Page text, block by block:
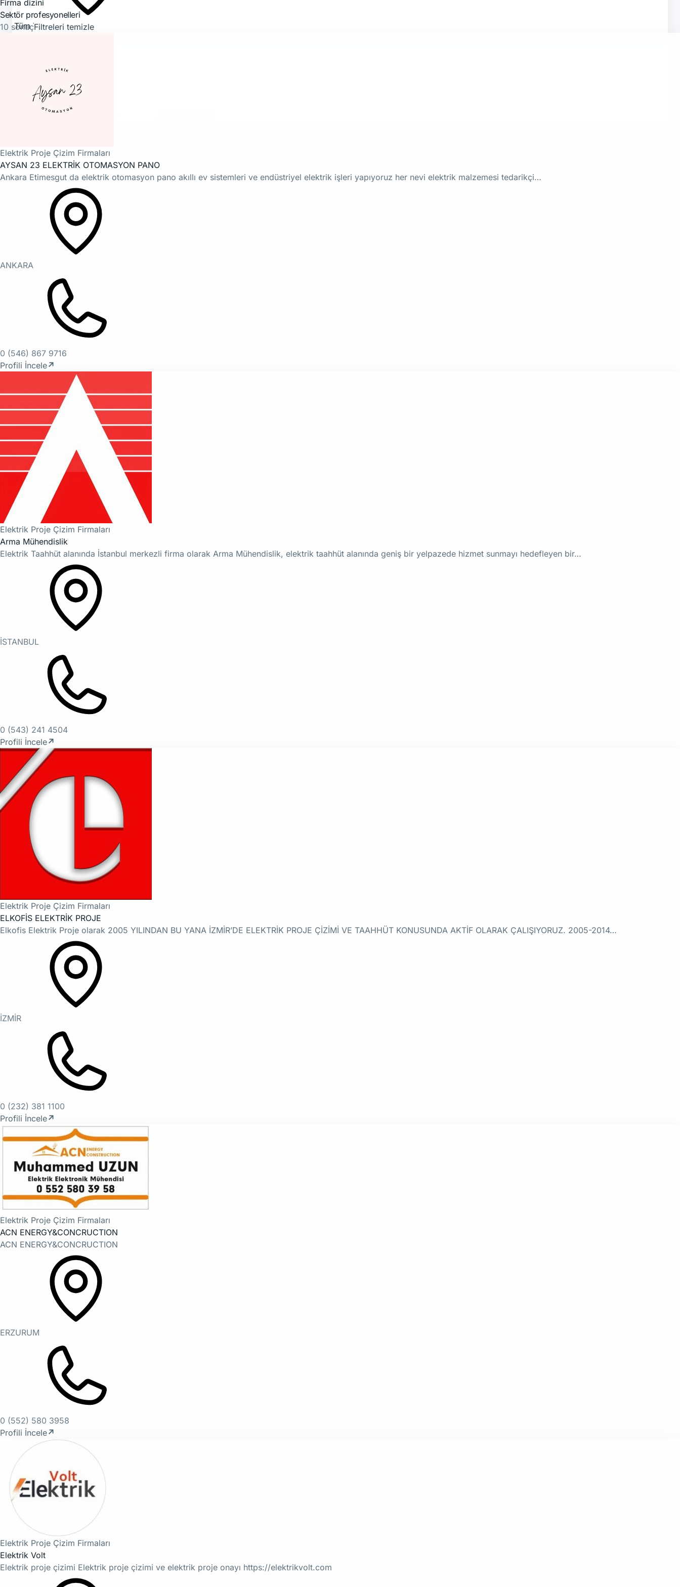
Firma dizini
Sektör profesyonelleri
10 sonuçFiltreleri temizle
Elektrik Proje Çizim Firmaları
AYSAN 23 ELEKTRİK OTOMASYON PANO
Ankara Etimesgut da elektrik otomasyon pano akıllı ev sistemleri ve endüstriyel elektrik işleri yapıyoruz her nevi elektrik malzemesi tedarikçi…
ANKARA
0 (546) 867 9716
Profili İncele↗
Elektrik Proje Çizim Firmaları
Arma Mühendislik
Elektrik Taahhüt alanında İstanbul merkezli firma olarak Arma Mühendislik, elektrik taahhüt alanında geniş bir yelpazede hizmet sunmayı hedefleyen bir…
İSTANBUL
0 (543) 241 4504
Profili İncele↗
Elektrik Proje Çizim Firmaları
ELKOFİS ELEKTRİK PROJE
Elkofis Elektrik Proje olarak 2005 YILINDAN BU YANA İZMİR’DE ELEKTRİK PROJE ÇİZİMİ VE TAAHHÜT KONUSUNDA AKTİF OLARAK ÇALIŞIYORUZ. 2005-2014…
İZMİR
0 (232) 381 1100
Profili İncele↗
Elektrik Proje Çizim Firmaları
ACN ENERGY&CONCRUCTION
ACN ENERGY&CONCRUCTION
ERZURUM
0 (552) 580 3958
Profili İncele↗
Elektrik Proje Çizim Firmaları
Elektrik Volt
Elektrik proje çizimi Elektrik proje çizimi ve elektrik proje onayı https://elektrikvolt.com